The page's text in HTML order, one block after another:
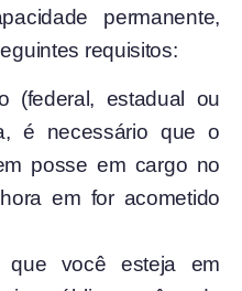
permanente,
requisitos:
(federal, estadual ou
é necessário que o
posse em cargo no
em for acometido
que você esteja em